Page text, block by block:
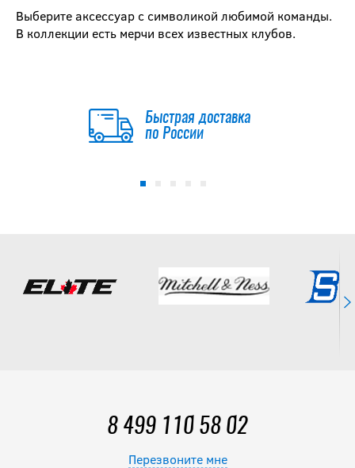
Выберите аксессуар с символикой любимой команды.
В коллекции есть мерчи всех известных клубов.
Быстрая доставка
по России
8 499 110 58 02
Перезвоните мне